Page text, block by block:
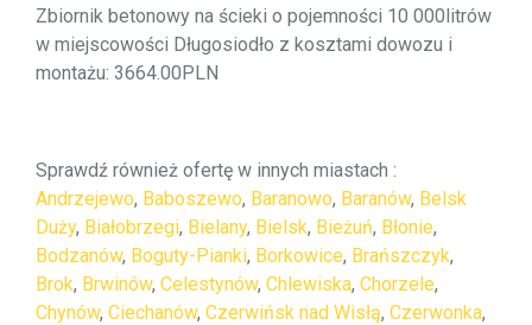
Zbiornik betonowy na ścieki o pojemności 10 000litrów
w miejscowości Długosiodło z kosztami dowozu i
montażu: 3664.00PLN
Sprawdź również ofertę w innych miastach :
Andrzejewo, Baboszewo, Baranowo, Baranów, Belsk
Duży, Białobrzegi, Bielany, Bielsk, Bieżuń, Błonie,
Bodzanów, Boguty-Pianki, Borkowice, Brańszczyk,
Brok, Brwinów, Celestynów, Chlewiska, Chorzele,
Chynów, Ciechanów, Czerwińsk nad Wisłą, Czerwonka,